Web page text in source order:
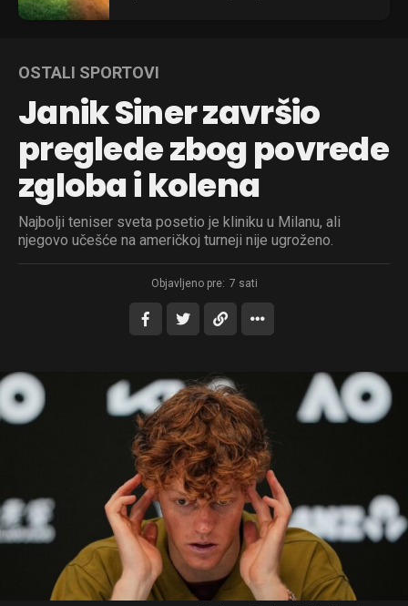
OSTALI SPORTOVI
Janik Siner završio
preglede zbog povrede
zgloba i kolena
Najbolji teniser sveta posetio je kliniku u Milanu, ali
njegovo učešće na američkoj turneji nije ugroženo.
Objavljeno pre: 7 sati